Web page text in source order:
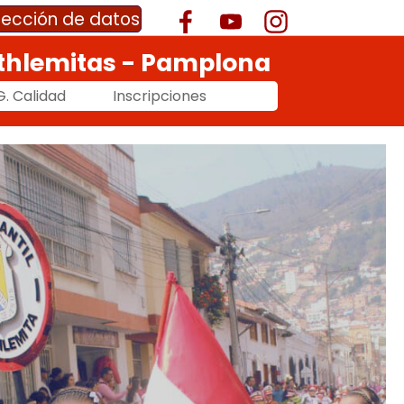
Calidad Inscripciones
- Pamplona
de datos